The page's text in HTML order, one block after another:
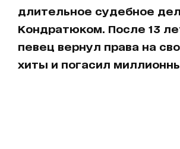
длительное судебное
Кондратюком. После 13
певец вернул права на
хиты и погасил